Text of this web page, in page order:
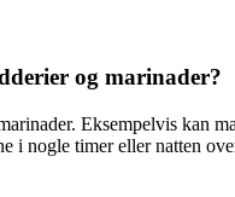
og marinader?
Eksempelvis kan
i nogle timer eller natten